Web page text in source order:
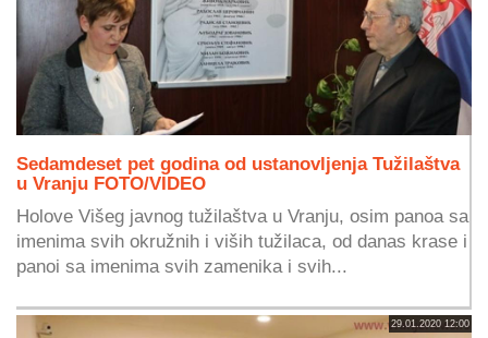
Sedamdeset pet godina od ustanovljenja Tužilaštva
u Vranju FOTO/VIDEO
Holove Višeg javnog tužilaštva u Vranju, osim panoa sa
imenima svih okružnih i viših tužilaca, od danas krase i
panoi sa imenima svih zamenika i svih...
29.01.2020 12:00